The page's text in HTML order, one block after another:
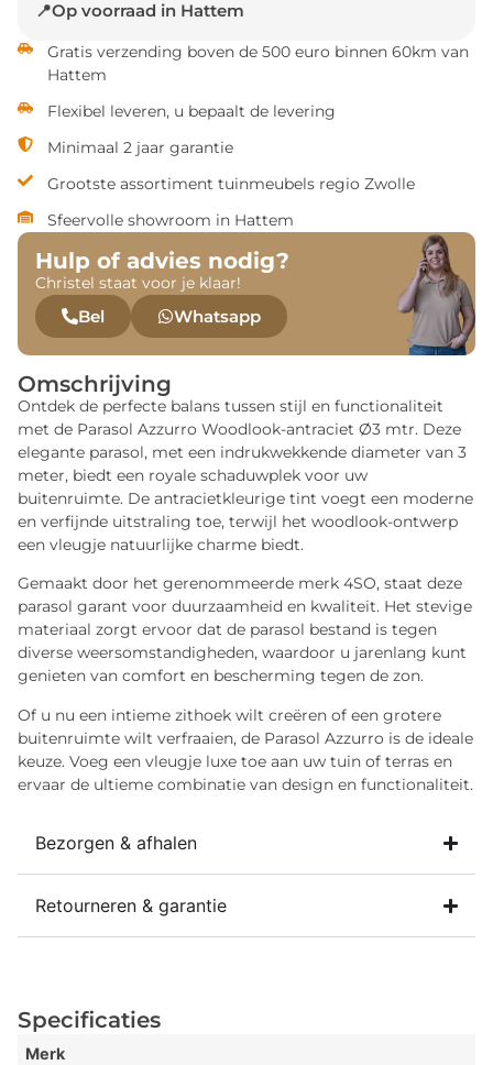
📍Op voorraad in Hattem
Gratis verzending boven de 500 euro binnen 60km van
Hattem
Flexibel leveren, u bepaalt de levering
Minimaal 2 jaar garantie
Grootste assortiment tuinmeubels regio Zwolle
Sfeervolle showroom in Hattem
Hulp of advies nodig?
Christel staat voor je klaar!
Bel Whatsapp
Omschrijving
Ontdek de perfecte balans tussen stijl en functionaliteit
met de Parasol Azzurro Woodlook-antraciet Ø3 mtr. Deze
elegante parasol, met een indrukwekkende diameter van 3
meter, biedt een royale schaduwplek voor uw
buitenruimte. De antracietkleurige tint voegt een moderne
en verfijnde uitstraling toe, terwijl het woodlook-ontwerp
een vleugje natuurlijke charme biedt.
Gemaakt door het gerenommeerde merk 4SO, staat deze
parasol garant voor duurzaamheid en kwaliteit. Het stevige
materiaal zorgt ervoor dat de parasol bestand is tegen
diverse weersomstandigheden, waardoor u jarenlang kunt
genieten van comfort en bescherming tegen de zon.
Of u nu een intieme zithoek wilt creëren of een grotere
buitenruimte wilt verfraaien, de Parasol Azzurro is de ideale
keuze. Voeg een vleugje luxe toe aan uw tuin of terras en
ervaar de ultieme combinatie van design en functionaliteit.
Bezorgen & afhalen
Retourneren & garantie
Specificaties
Merk